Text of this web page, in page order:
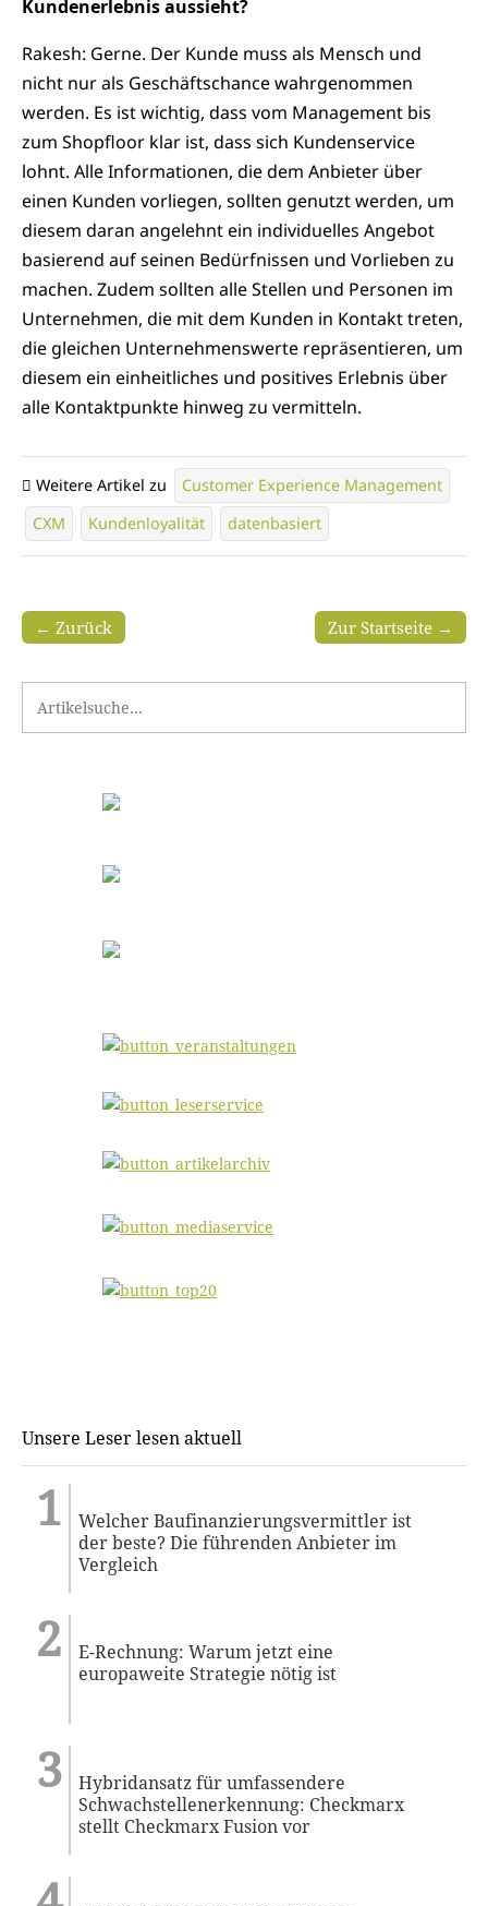
Kundenerlebnis aussieht?
Rakesh: Gerne. Der Kunde muss als Mensch und
nicht nur als Geschäftschance wahrgenommen
werden. Es ist wichtig, dass vom Management bis
zum Shopfloor klar ist, dass sich Kundenservice
lohnt. Alle Informationen, die dem Anbieter über
einen Kunden vorliegen, sollten genutzt werden, um
diesem daran angelehnt ein individuelles Angebot
basierend auf seinen Bedürfnissen und Vorlieben zu
machen. Zudem sollten alle Stellen und Personen im
Unternehmen, die mit dem Kunden in Kontakt treten,
die gleichen Unternehmenswerte repräsentieren, um
diesem ein einheitliches und positives Erlebnis über
alle Kontaktpunkte hinweg zu vermitteln.
Weitere Artikel zu
Customer Experience Management
CXM
Kundenloyalität datenbasiert
Zur Startseite →
← Zurück
Unsere Leser lesen aktuell
Welcher Baufinanzierungsvermittler ist
der beste? Die führenden Anbieter im
Vergleich
E-Rechnung: Warum jetzt eine
europaweite Strategie nötig ist
Hybridansatz für umfassendere
Schwachstellenerkennung: Checkmarx
stellt Checkmarx Fusion vor